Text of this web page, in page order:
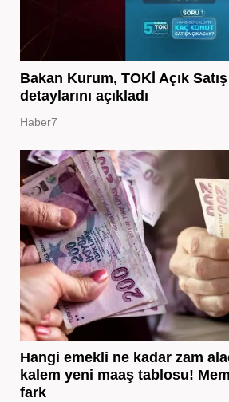
Bakan Kurum, TOKİ Açık
detaylarını açıkladı
Haber7
Hangi emekli ne kadar zam
kalem yeni maaş tablosu!
fark